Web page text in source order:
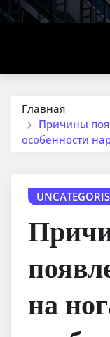
Главная
Причины
особенности
на